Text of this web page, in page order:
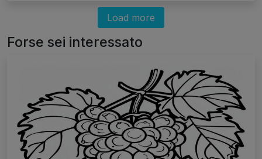
Load more
Forse sei interessato